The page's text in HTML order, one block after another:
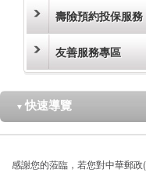
壽險預約投保服務
友善服務專區
▼ 快速導覽
感謝您的蒞臨，若您對中華郵政